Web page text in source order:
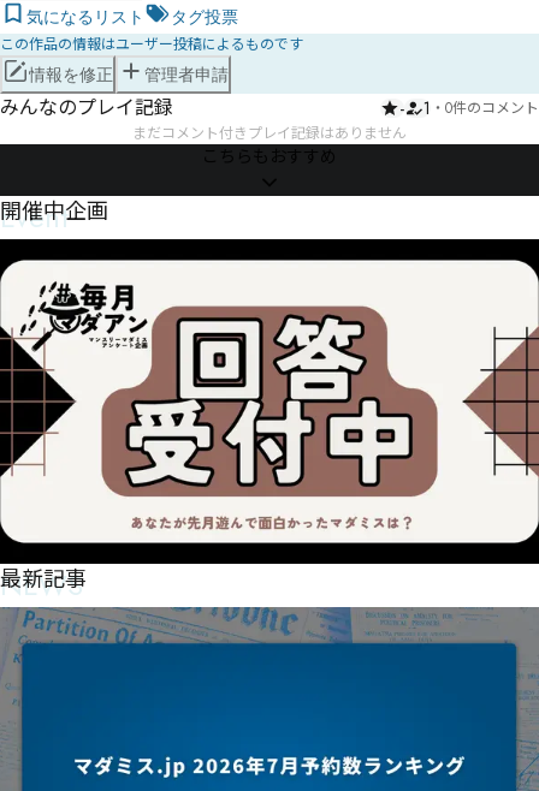
気になるリスト
タグ投票
この作品の情報はユーザー投稿によるものです
情報を修正 管理者申請
みんなのプレイ記録 - 1 ・ 0件のコメント
まだコメント付きプレイ記録はありません
こちらもおすすめ
Event
開催中企画
NEWS
最新記事